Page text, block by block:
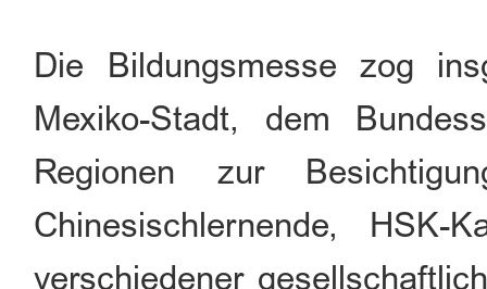
Die Bildungsmesse zog
Mexiko-Stadt, dem
Regionen zur
Chinesischlernende, HSK-
verschiedener